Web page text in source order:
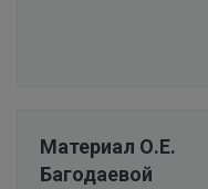
Материал О.Е.
Багодаевой